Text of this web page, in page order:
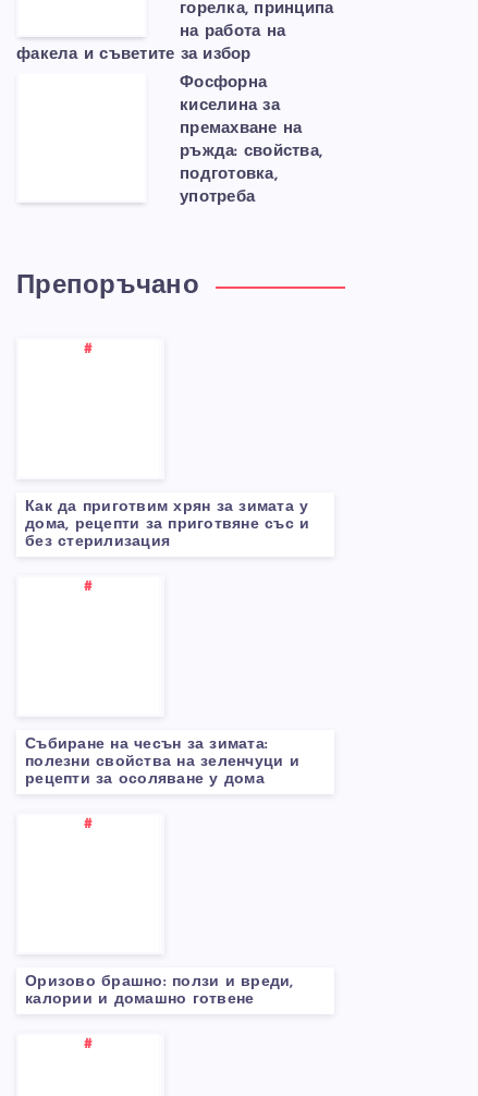
горелка, принципа
на работа на
факела и съветите за избор
Фосфорна
киселина за
премахване на
ръжда: свойства,
подготовка,
употреба
Препоръчано
Как да приготвим хрян за зимата у
дома, рецепти за приготвяне със и
без стерилизация
Събиране на чесън за зимата:
полезни свойства на зеленчуци и
рецепти за осоляване у дома
Оризово брашно: ползи и вреди,
калории и домашно готвене